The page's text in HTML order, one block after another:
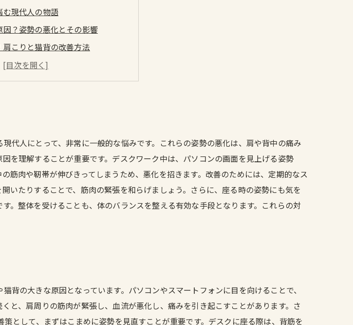
現代人の物語
因？姿勢の悪化とその影響
こりと猫背の改善方法
チとエクササイズの実践
るべき姿勢のポイント
代人にとって、非常に一般的な悩みです。これらの姿勢の悪化は、肩や背中の痛み
を理解することが重要です。デスクワーク中は、パソコンの画面を見上げる姿勢
筋肉や靭帯が伸びきってしまうため、悪化を招きます。改善のためには、定期的なス
いたりすることで、筋肉の緊張を和らげましょう。さらに、座る時の姿勢にも気を
。整体を受けることも、体のバランスを整える有効な手段となります。これらの対
背の大きな原因となっています。パソコンやスマートフォンに目を向けることで、
と、肩周りの筋肉が緊張し、血流が悪化し、痛みを引き起こすことがあります。さ
として、まずはこまめに姿勢を見直すことが重要です。デスクに座る際は、背筋を